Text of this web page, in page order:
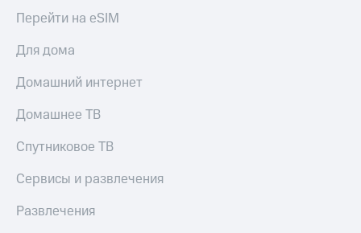
Перейти на eSIM
Для дома
Домашний интернет
Домашнее ТВ
Спутниковое ТВ
Сервисы и развлечения
Развлечения